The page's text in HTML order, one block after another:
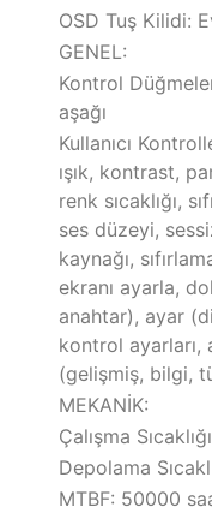
OSD Tuş Kilidi:
GENEL:
Kontrol
aşağı
Kullanıcı
ışık, kontrast,
renk sıcaklığı,
ses düzeyi,
kaynağı,
ekranı ayarla,
anahtar), ayar
kontrol ayarları,
(gelişmiş, bilgi,
MEKANİK:
Çalışma
Depolama
MTBF: 50000